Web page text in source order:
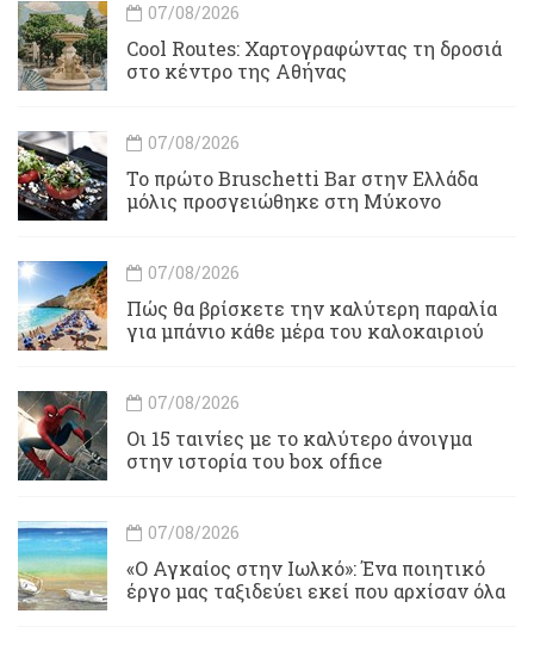
07/08/2026
Cool Routes: Χαρτογραφώντας τη δροσιά
στο κέντρο της Αθήνας
07/08/2026
Το πρώτο Bruschetti Bar στην Ελλάδα
μόλις προσγειώθηκε στη Μύκονο
07/08/2026
Πώς θα βρίσκετε την καλύτερη παραλία
για μπάνιο κάθε μέρα του καλοκαιριού
07/08/2026
Οι 15 ταινίες με το καλύτερο άνοιγμα
στην ιστορία του box office
07/08/2026
«Ο Αγκαίος στην Ιωλκό»: Ένα ποιητικό
έργο μας ταξιδεύει εκεί που αρχίσαν όλα